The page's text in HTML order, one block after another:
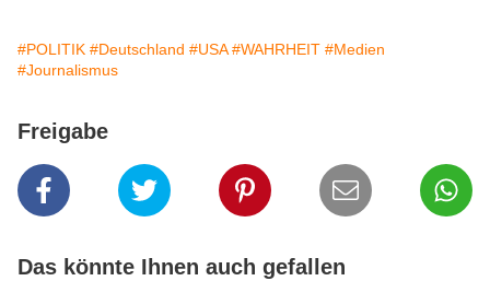
#POLITIK #Deutschland #USA #WAHRHEIT #Medien
#Journalismus
Freigabe
Das könnte Ihnen auch gefallen